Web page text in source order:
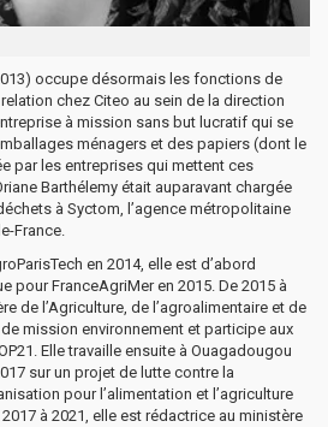
occupe désormais les fonctions de
chez Citeo au sein de la direction
à mission sans but lucratif qui se
ménagers et des papiers (dont le
par les entreprises qui mettent ces
Barthélemy était auparavant chargée
à Syctom, l’agence métropolitaine
France.
en 2014, elle est d’abord
pour FranceAgriMer en 2015. De 2015 à
de l’Agriculture, de l’agroalimentaire et de
mission environnement et participe aux
Elle travaille ensuite à Ouagadougou
sur un projet de lutte contre la
pour l’alimentation et l’agriculture
à 2021, elle est rédactrice au ministère